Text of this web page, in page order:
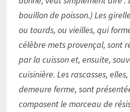
bouillon de poisson.) Les
ou tourds, ou vieilles, qui
célèbre mets provençal, sont
par la cuisson et, ensuite,
cuisinière. Les rascasses,
demeure ferme, sont
composent le morceau de